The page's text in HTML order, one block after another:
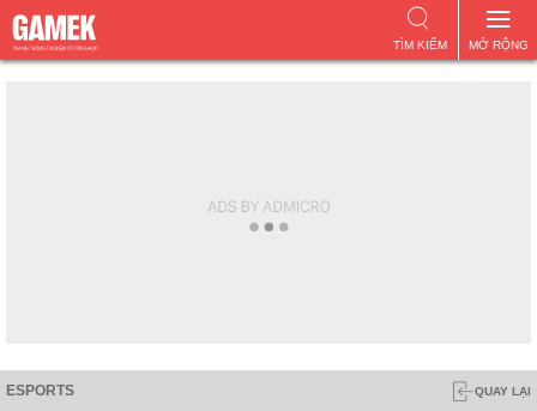
MỞ RỘNG
TÌM KIẾM
ESPORTS QUAY LẠI